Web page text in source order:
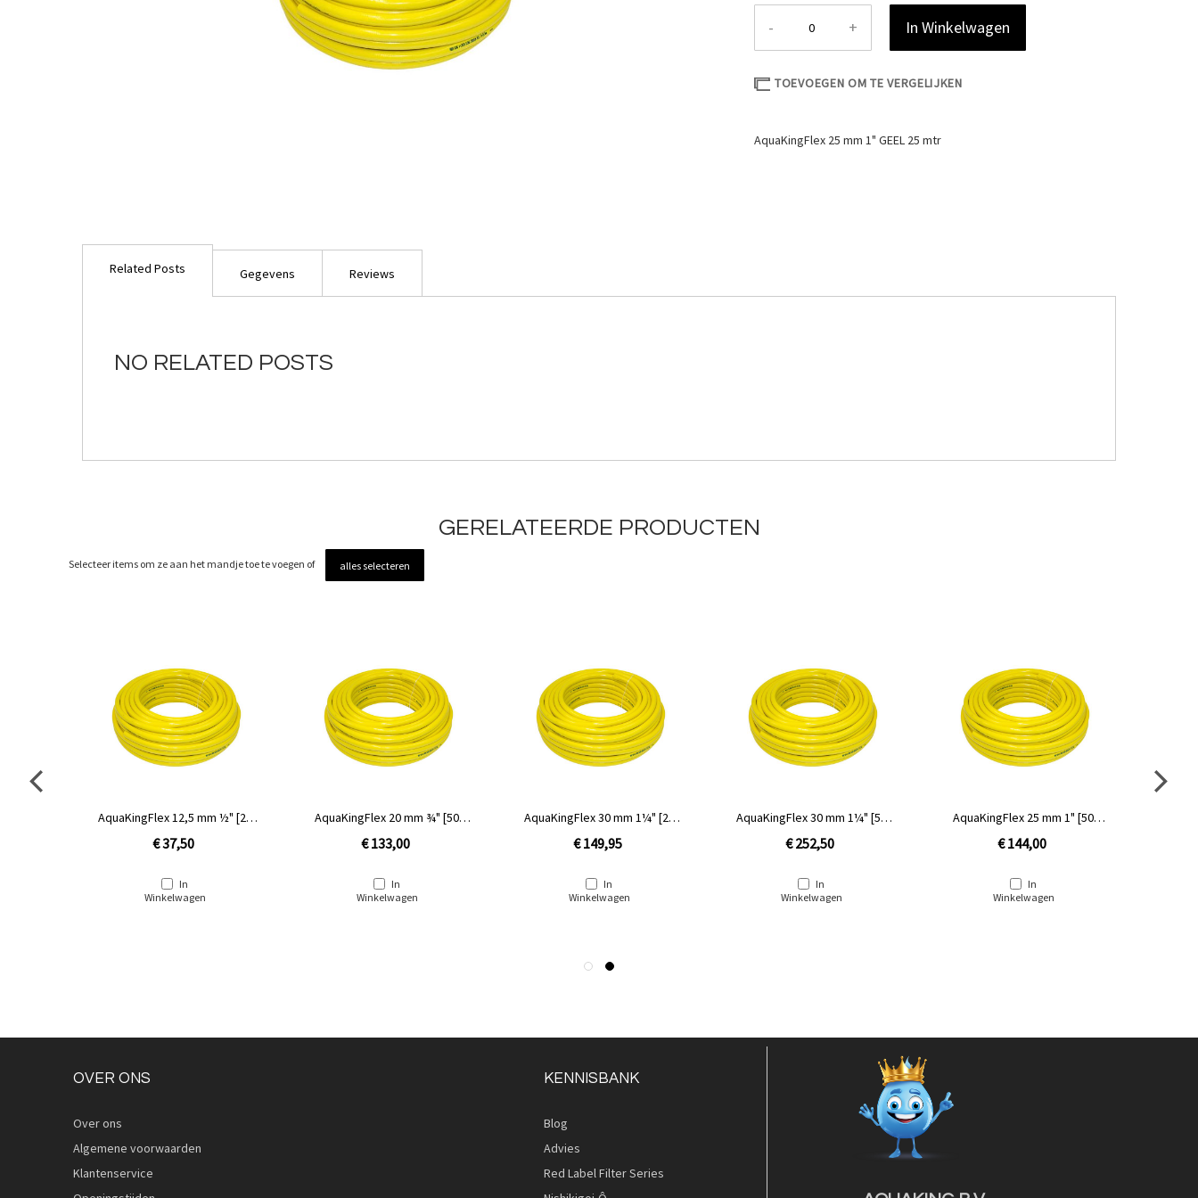
- + In Winkelwagen
TOEVOEGEN OM TE VERGELIJKEN
AquaKingFlex 25 mm 1" GEEL 25 mtr
gallerij
Related Posts
NO RELATED POSTS
Gegevens Reviews
GERELATEERDE PRODUCTEN
Selecteer items om ze aan het mandje toe te voegen of alles selecteren
AquaKingFlex 12,5 mm ½" [25
€ 37,50
In
Winkelwagen
AquaKingFlex 20 mm ¾" [50
€ 133,00
In
Winkelwagen
AquaKingFlex 30 mm 1¼" [25
€ 149,95
In
Winkelwagen
AquaKingFlex 30 mm 1¼" [50
€ 252,50
In
Winkelwagen
AquaKingFlex 25 mm 1" [50
€ 144,00
In
Winkelwagen
OVER ONS
Over ons
Algemene voorwaarden
Klantenservice
KENNISBANK
Blog
Advies
Red Label Filter Series